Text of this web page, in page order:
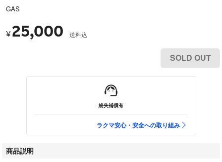
GAS
¥ 25,000 送料込
SOLD OUT
紛失補償有
ラクマ安心・安全への取り組み
商品説明